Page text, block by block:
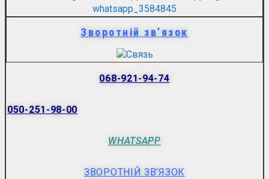
Зворотній зв’язок
068-921-94-74
050-251-98-00
WHATSAPP
ЗВОРОТНІЙ ЗВ’ЯЗОК